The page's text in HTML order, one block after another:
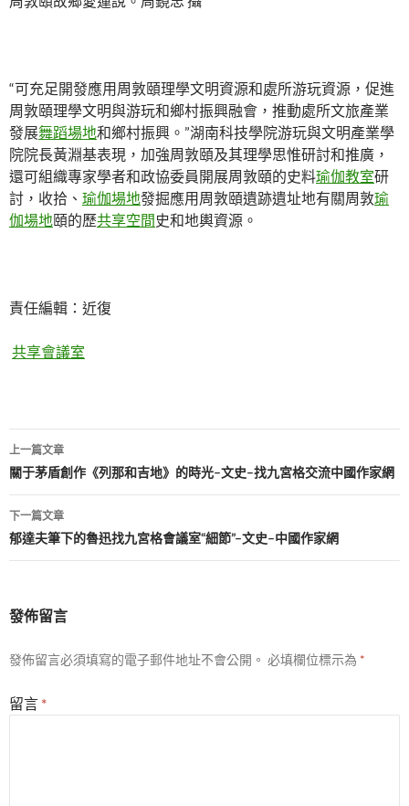
“可充足開發應用周敦頤理學文明資源和處所游玩資源，促進
周敦頤理學文明與游玩和鄉村振興融會，推動處所文旅產業
發展舞蹈場地和鄉村振興。”湖南科技學院游玩與文明產業學
院院長黃淵基表現，加強周敦頤及其理學思惟研討和推廣，
還可組織專家學者和政協委員開展周敦頤的史料瑜伽教室研
討，收拾、 瑜伽場地發掘應用周敦頤遺跡遺址地有關周敦瑜
伽場地頤的歷共享空間史和地輿資源。
責任編輯：近復
共享會議室
文
章
導
覽
上一篇文章
關于茅盾創作《列那和吉地》的時光–文史–找九宮格交流中國作家網
下一篇文章
郁達夫筆下的魯迅找九宮格會議室“細節”–文史–中國作家網
發佈留言
發佈留言必須填寫的電子郵件地址不會公開。 必填欄位標示為 *
留言 *